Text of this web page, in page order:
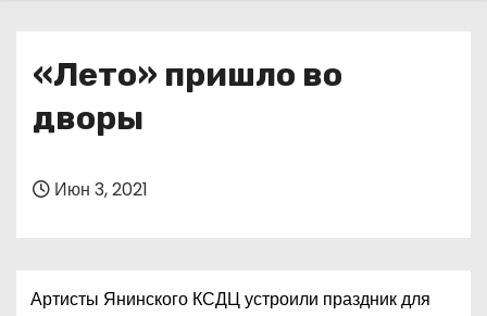
«Лето» пришло во
дворы
Июн 3, 2021
Артисты Янинского КСДЦ устроили праздник для